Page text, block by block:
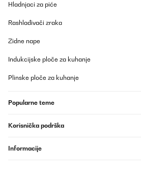
Hladnjaci za piće
Rashlađivači zraka
Zidne nape
Indukcijske ploče za kuhanje
Plinske ploče za kuhanje
Popularne teme
Korisnička podrška
Informacije